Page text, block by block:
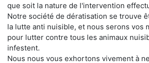
que soit la nature de l'intervention
Notre société de dératisation se trouve
la lutte anti nuisible, et nous serons vos
pour lutter contre tous les animaux
infestent.
Nous nous vous exhortons vivement à